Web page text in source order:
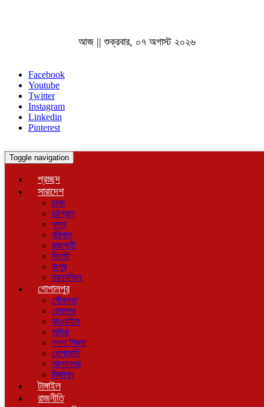
আজ || শুক্রবার, ০৭ অগাস্ট ২০২৬
Facebook
Youtube
Twitter
Instagram
Linkedin
Pinterest
Toggle navigation
প্রচ্ছদ
সারাদেশ
ঢাকা
চট্টগ্রাম
খুলনা
বরিশাল
রাজশাহী
সিলেট
রংপুর
ময়মনসিংহ
গোপালপুর
পৌরসভা
হেমনগর
ঝাওয়াইল
হাদিরা
নগদা শিমলা
ধোপাকান্দি
আলমনগর
মির্জাপুর
টাঙ্গাইল
রাজনীতি